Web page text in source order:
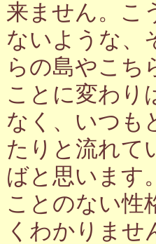
来ません。こ
ないような、
らの島やこち
ことに変わり
なく、いつも
たりと流れて
ばと思います
ことのない性
くわかりませ